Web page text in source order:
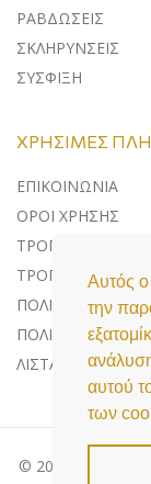
Αυτός ο
την
αυτού
των
ΡΑΒΔΩΣΕΙΣ
ΣΚΛΗΡΥΝΣΕΙΣ
ΣΥΣΦΙΞΗ
ΧΡΉΣΙΜΕΣ
ΕΠΙΚΟΙΝΩΝΊΑ
ΌΡΟΙ ΧΡΉΣΗΣ
ΤΡΌΠΟΙ
ΤΡΌΠΟΙ
ΠΟΛΙΤΙΚΉ
ΠΟΛΙΤΙΚΉ
ΛΊΣΤΑ COOKIES
© 2020 Medi